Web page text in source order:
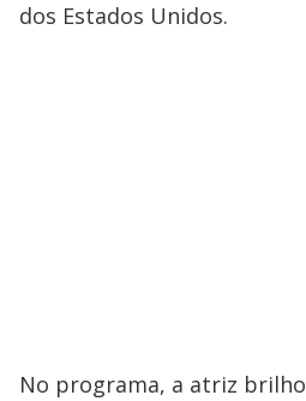
dos Estados Unidos.
No programa, a atriz